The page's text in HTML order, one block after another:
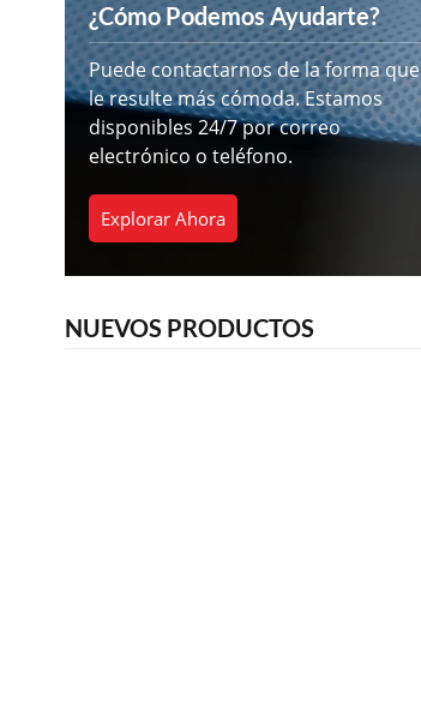
¿Cómo Podemos Ayudarte?
Puede contactarnos de la forma que
le resulte más cómoda. Estamos
disponibles 24/7 por correo
electrónico o teléfono.
Explorar Ahora
NUEVOS PRODUCTOS